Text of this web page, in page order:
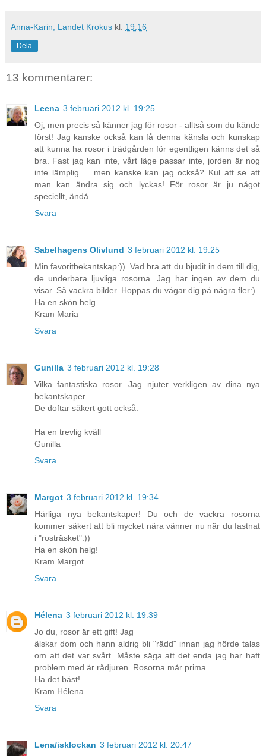
Anna-Karin, Landet Krokus kl. 19:16
Dela
13 kommentarer:
Leena 3 februari 2012 kl. 19:25
Oj, men precis så känner jag för rosor - alltså som du kände
först! Jag kanske också kan få denna känsla och kunskap
att kunna ha rosor i trädgården för egentligen känns det så
bra. Fast jag kan inte, vårt läge passar inte, jorden är nog
inte lämplig ... men kanske kan jag också? Kul att se att
man kan ändra sig och lyckas! För rosor är ju något
speciellt, ändå.
Svara
Sabelhagens Olivlund 3 februari 2012 kl. 19:25
Min favoritbekantskap:)). Vad bra att du bjudit in dem till dig,
de underbara ljuvliga rosorna. Jag har ingen av dem du
visar. Så vackra bilder. Hoppas du vågar dig på några fler:).
Ha en skön helg.
Kram Maria
Svara
Gunilla 3 februari 2012 kl. 19:28
Vilka fantastiska rosor. Jag njuter verkligen av dina nya
bekantskaper.
De doftar säkert gott också.
Ha en trevlig kväll
Gunilla
Svara
Margot 3 februari 2012 kl. 19:34
Härliga nya bekantskaper! Du och de vackra rosorna
kommer säkert att bli mycket nära vänner nu när du fastnat
i "rosträsket":))
Ha en skön helg!
Kram Margot
Svara
Hélena 3 februari 2012 kl. 19:39
Jo du, rosor är ett gift! Jag
älskar dom och hann aldrig bli "rädd" innan jag hörde talas
om att det var svårt. Måste säga att det enda jag har haft
problem med är rådjuren. Rosorna mår prima.
Ha det bäst!
Kram Hélena
Svara
Lena/isklockan 3 februari 2012 kl. 20:47